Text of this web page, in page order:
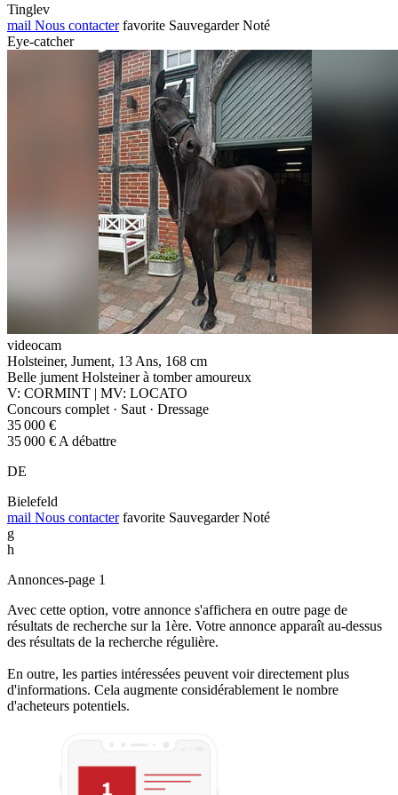
Tinglev
mail Nous contacter favorite Sauvegarder Noté
Eye-catcher
videocam
Holsteiner, Jument, 13 Ans, 168 cm
Belle jument Holsteiner à tomber amoureux
V: CORMINT | MV: LOCATO
Concours complet · Saut · Dressage
35 000 €
35 000 € A débattre
DE
Bielefeld
mail Nous contacter favorite Sauvegarder Noté
g
h
Annonces-page 1
Avec cette option, votre annonce s'affichera en outre page de
résultats de recherche sur la 1ère. Votre annonce apparaît au-dessus
des résultats de la recherche régulière.
En outre, les parties intéressées peuvent voir directement plus
d'informations. Cela augmente considérablement le nombre
d'acheteurs potentiels.